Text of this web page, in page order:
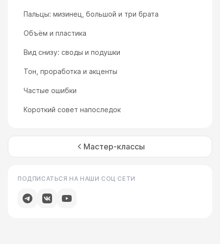
Пальцы: мизинец, большой и три брата
Объём и пластика
Вид снизу: своды и подушки
Тон, проработка и акценты
Частые ошибки
Короткий совет напоследок
Мастер-классы
ПОДПИСАТЬСЯ НА НАШИ СОЦ СЕТИ